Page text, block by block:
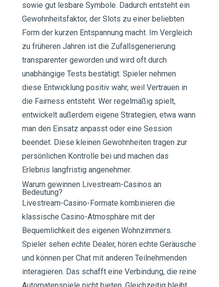
sowie gut lesbare Symbole. Dadurch entsteht ein
Gewohnheitsfaktor, der Slots zu einer beliebten
Form der kurzen Entspannung macht. Im Vergleich
zu früheren Jahren ist die Zufallsgenerierung
transparenter geworden und wird oft durch
unabhängige Tests bestätigt. Spieler nehmen
diese Entwicklung positiv wahr, weil Vertrauen in
die Fairness entsteht. Wer regelmäßig spielt,
entwickelt außerdem eigene Strategien, etwa wann
man den Einsatz anpasst oder eine Session
beendet. Diese kleinen Gewohnheiten tragen zur
persönlichen Kontrolle bei und machen das
Erlebnis langfristig angenehmer.
Warum gewinnen Livestream-Casinos an
Bedeutung?
Livestream-Casino-Formate kombinieren die
klassische Casino-Atmosphäre mit der
Bequemlichkeit des eigenen Wohnzimmers.
Spieler sehen echte Dealer, hören echte Geräusche
und können per Chat mit anderen Teilnehmenden
interagieren. Das schafft eine Verbindung, die reine